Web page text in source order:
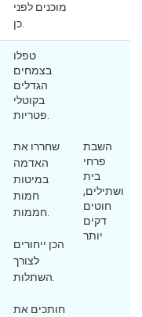
מוכנים לפני
טפלו
בצמחים
הגדלים
בקוטלי
שחררו את
האדמה
במיטות
חמות
הכן ייחורים
לצורך
חותכים את
השבת
פרחי
בית
ושתילים,
חוטים
דקים
יותר